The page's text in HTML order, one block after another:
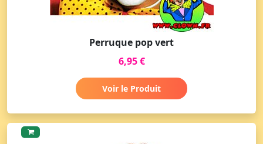
Perruque pop vert
6,95 €
Voir le Produit